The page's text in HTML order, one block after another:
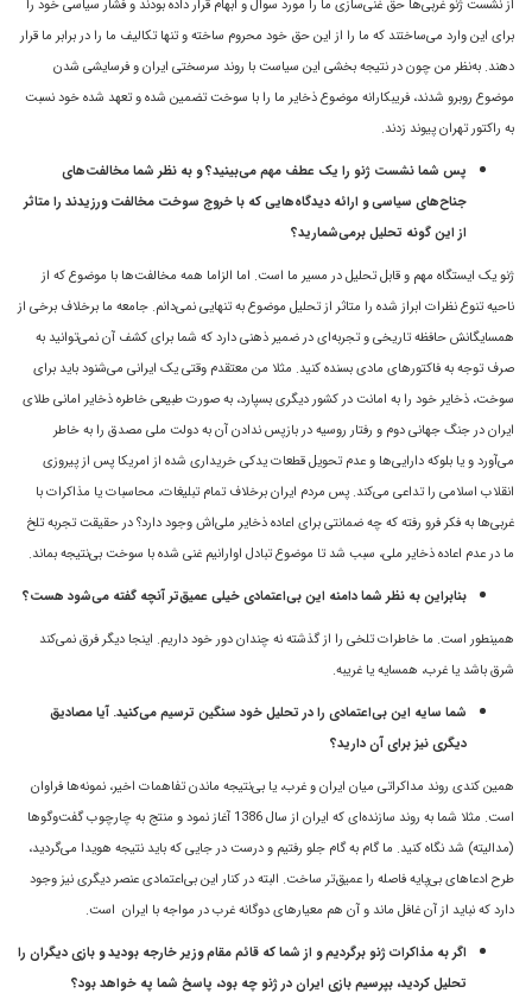
از نشست ژنو غربی‌ها حق غنی‌سازی ما را مورد سوال و ابهام قرار داده بودند و فشار سیاسی خود را
برای این وارد می‌ساختند که ما را از این حق خود محروم ساخته و تنها تکالیف ما را در برابر ما قرار
دهند. به‌نظر من چون در نتیجه بخشی این سیاست با روند سرسختی ایران و فرسایشی شدن
موضوع روبرو شدند، فریبکارانه موضوع ذخایر ما را با سوخت تضمین شده و تعهد شده خود نسبت
به راکتور تهران پیوند زدند.
پس شما نشست ژنو را یک عطف مهم می‌بینید؟ و به نظر شما مخالفت‌های
جناح‌های سیاسی و ارائه دیدگاه‌هایی که با خروج سوخت مخالفت ورزیدند را متاثر
از این گونه تحلیل برمی‌شمارید؟
ژنو یک ایستگاه مهم و قابل تحلیل در مسیر ما است. اما الزاما همه مخالفت‌ها با موضوع که از
ناحیه تنوع نظرات ابراز شده را متاثر از تحلیل موضوع به تنهایی نمی‌دانم. جامعه ما برخلاف برخی از
همسایگانش حافظه تاریخی و تجربه‌ای در ضمیر ذهنی دارد که شما برای کشف آن نمی‌توانید به
صرف توجه به فاکتورهای مادی بسنده کنید. مثلا من معتقدم وقتی یک ایرانی می‌شنود باید برای
سوخت، ذخایر خود را به امانت در کشور دیگری بسپارد، به صورت طبیعی خاطره ذخایر امانی طلای
ایران در جنگ جهانی دوم و رفتار روسیه در بازپس ندادن آن به دولت ملی مصدق را به خاطر
می‌آورد و یا بلوکه دارایی‌ها و عدم تحویل قطعات یدکی خریداری شده از امریکا پس از پیروزی
انقلاب اسلامی را تداعی می‌کند. پس مردم ایران برخلاف تمام تبلیغات، محاسبات یا مذاکرات با
غربی‌ها به فکر فرو رفته که چه ضمانتی برای اعاده ذخایر ملی‌اش وجود دارد؟ در حقیقت تجربه تلخ
ما در عدم اعاده ذخایر ملی، سبب شد تا موضوع تبادل اوارانیم غنی شده با سوخت بی‌نتیجه بماند.
بنابراین به نظر شما دامنه این بی‌اعتمادی خیلی عمیق‌تر آنچه گفته می‌شود هست؟
همینطور است. ما خاطرات تلخی را از گذشته نه چندان دور خود داریم. اینجا دیگر فرق نمی‌کند
شرق باشد یا غرب، همسایه یا غریبه.
شما سایه این بی‌اعتمادی را در تحلیل خود سنگین ترسیم می‌کنید. آیا مصادیق
دیگری نیز برای آن دارید؟
همین کندی روند مداکراتی میان ایران و غرب، یا بی‌نتیجه ماندن تفاهمات اخیر، نمونه‌ها فراوان
است. مثلا شما به روند سازنده‌ای که ایران از سال 1386 آغاز نمود و منتج به چارچوب گفت‌وگوها
(مدالیته) شد نگاه کنید. ما گام به گام جلو رفتیم و درست در جایی که باید نتیجه هویدا می‌گردید،
طرح ادعاهای بی‌پایه فاصله را عمیق‌تر ساخت. البته در کنار این بی‌اعتمادی عنصر دیگری نیز وجود
دارد که نباید از آن غافل ماند و آن هم معیارهای دوگانه غرب در مواجه با ایران است.
اگر به مذاکرات ژنو برگردیم و از شما که قائم مقام وزیر خارجه بودید و بازی دیگران را
تحلیل کردید، بپرسیم بازی ایران در ژنو چه بود، پاسخ شما په خواهد بود؟